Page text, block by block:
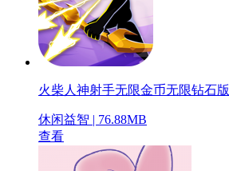
火柴人神射手无限金币无限钻石版
休闲益智 | 76.88MB
查看